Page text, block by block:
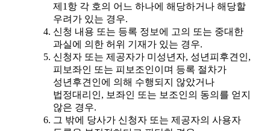
제1항 각 호의 어느 하나에 해당하거나 해당할
우려가 있는 경우.
신청 내용 또는 등록 정보에 고의 또는 중대한
과실에 의한 허위 기재가 있는 경우.
신청자 또는 제공자가 미성년자, 성년피후견인,
피보좌인 또는 피보조인이며 등록 절차가
성년후견인에 의해 수행되지 않았거나
법정대리인, 보좌인 또는 보조인의 동의를 얻지
않은 경우.
그 밖에 당사가 신청자 또는 제공자의 사용자